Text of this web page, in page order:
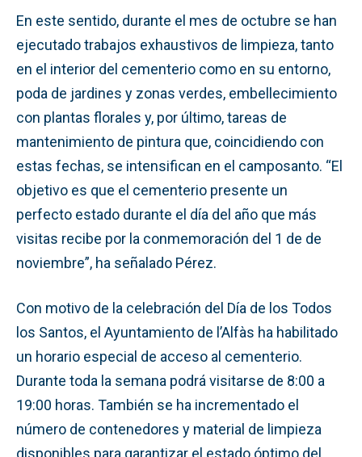
En este sentido, durante el mes de octubre se han
ejecutado trabajos exhaustivos de limpieza, tanto
en el interior del cementerio como en su entorno,
poda de jardines y zonas verdes, embellecimiento
con plantas florales y, por último, tareas de
mantenimiento de pintura que, coincidiendo con
estas fechas, se intensifican en el camposanto. “El
objetivo es que el cementerio presente un
perfecto estado durante el día del año que más
visitas recibe por la conmemoración del 1 de de
noviembre”, ha señalado Pérez.
Con motivo de la celebración del Día de los Todos
los Santos, el Ayuntamiento de l’Alfàs ha habilitado
un horario especial de acceso al cementerio.
Durante toda la semana podrá visitarse de 8:00 a
19:00 horas. También se ha incrementado el
número de contenedores y material de limpieza
disponibles para garantizar el estado óptimo del